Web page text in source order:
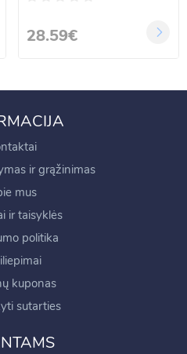
28.59€
ir grąžinimas
mus
ir taisyklės
politika
kuponas
sutarties